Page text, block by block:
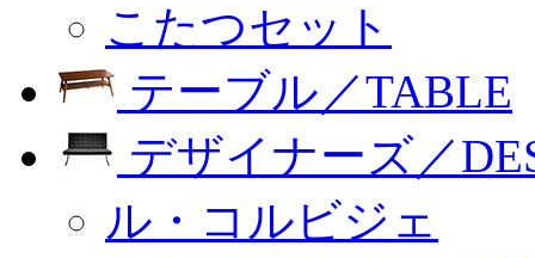
こたつセット
テーブル／TABLE
デザイナーズ／
ル・コルビジェ